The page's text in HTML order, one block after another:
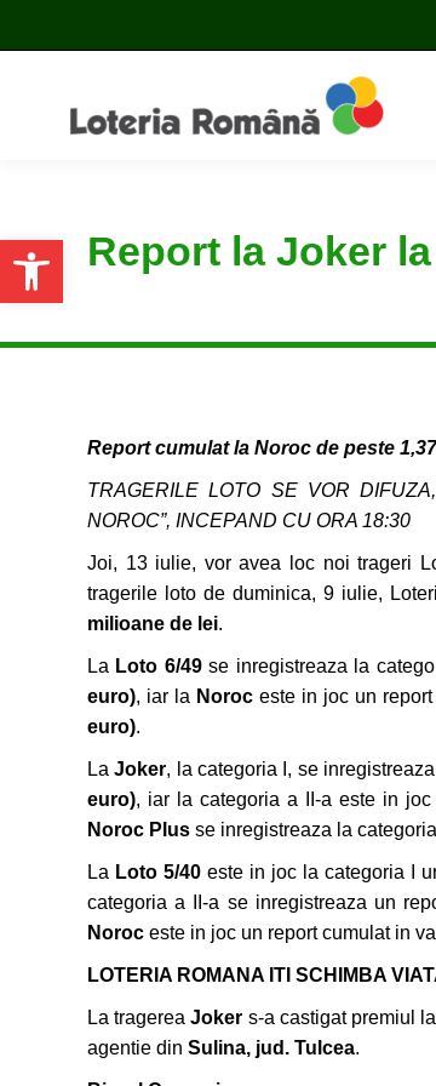
Open toolbarReport la Joker
Report cumulat la Noroc de peste
TRAGERILE LOTO SE VOR
NOROC”, INCEPAND CU ORA 18:30
Joi, 13 iulie, vor avea loc noi trageri
tragerile loto de duminica, 9 iulie,
milioane de lei.
La Loto 6/49se inregistreaza la
euro), iar la Noroc este in joc un
euro).
LaJoker, la categoria I, se
euro), iar la categoria a II-a este in
Noroc Plus se inregistreaza la
La Loto 5/40este in joc la categoria I
categoria a II-a se inregistreaza un
Noroc este in joc un report cumulat in
LOTERIA ROMANA ITI SCHIMBA
La tragereaJoker s-a castigat premiul
agentie din Sulina, jud. Tulcea.